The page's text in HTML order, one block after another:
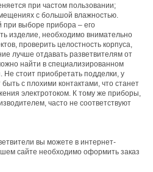
при частом пользовании;
с большой влажностью.
при выборе прибора – его
изделие, необходимо внимательно
проверить целостность корпуса,
лучше отдавать разветвителям от
найти в специализированном
Не стоит приобретать подделки, у
с плохими контактами, что станет
электротоком. К тому же приборы,
часто не соответствуют
вы можете в интернет-
сайте необходимо оформить заказ